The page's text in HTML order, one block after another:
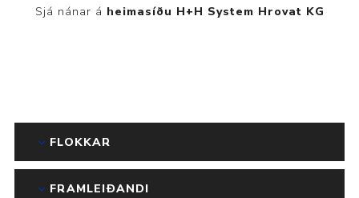
Sjá nánar á heimasíðu H+H System Hrovat KG
FLOKKAR
FRAMLEIÐANDI